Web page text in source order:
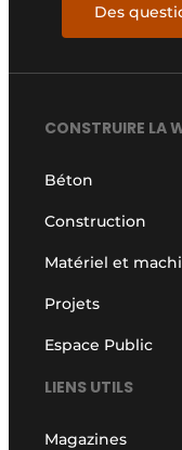
Des
CONSTRUIRE LA
Béton
Construction
Matériel et
Projets
Espace Public
LIENS UTILS
Magazines